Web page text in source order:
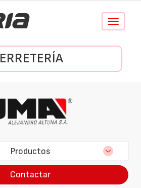
Conmutar
Productos
Contactar